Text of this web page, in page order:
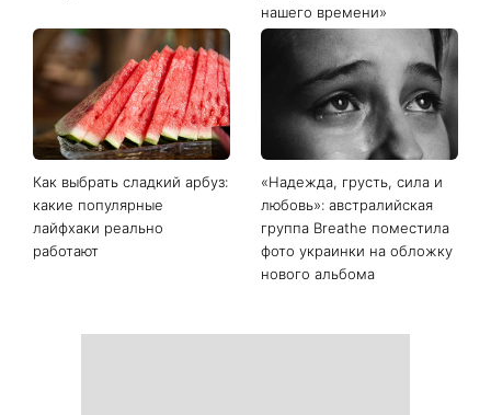
нашего времени»
Как выбрать сладкий арбуз:
какие популярные
лайфхаки реально
работают
«Надежда, грусть, сила и
любовь»: австралийская
группа Breathe поместила
фото украинки на обложку
нового альбома